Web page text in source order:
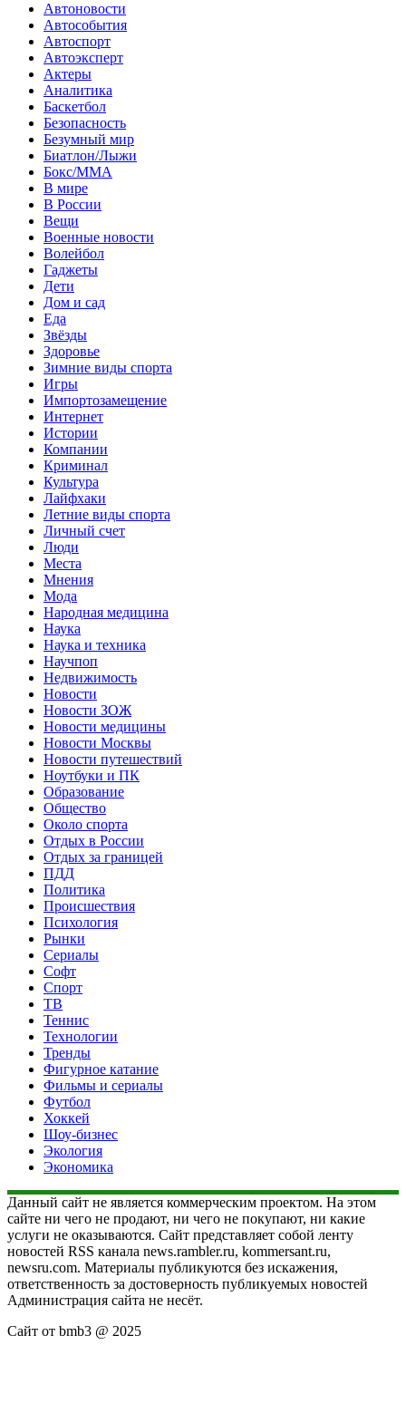
Автоновости
Автособытия
Автоспорт
Автоэксперт
Актеры
Аналитика
Баскетбол
Безопасность
Безумный мир
Биатлон/Лыжи
Бокс/MMA
В мире
В России
Вещи
Военные новости
Волейбол
Гаджеты
Дети
Дом и сад
Еда
Звёзды
Здоровье
Зимние виды спорта
Игры
Импортозамещение
Интернет
Истории
Компании
Криминал
Культура
Лайфхаки
Летние виды спорта
Личный счет
Люди
Места
Мнения
Мода
Народная медицина
Наука
Наука и техника
Научпоп
Недвижимость
Новости
Новости ЗОЖ
Новости медицины
Новости Москвы
Новости путешествий
Ноутбуки и ПК
Образование
Общество
Около спорта
Отдых в России
Отдых за границей
ПДД
Политика
Происшествия
Психология
Рынки
Сериалы
Софт
Спорт
ТВ
Теннис
Технологии
Тренды
Фигурное катание
Фильмы и сериалы
Футбол
Хоккей
Шоу-бизнес
Экология
Экономика
Данный сайт не является коммерческим проектом. На этом
сайте ни чего не продают, ни чего не покупают, ни какие
услуги не оказываются. Сайт представляет собой ленту
новостей RSS канала news.rambler.ru, kommersant.ru,
newsru.com. Материалы публикуются без искажения,
ответственность за достоверность публикуемых новостей
Администрация сайта не несёт.
Сайт от bmb3 @ 2025